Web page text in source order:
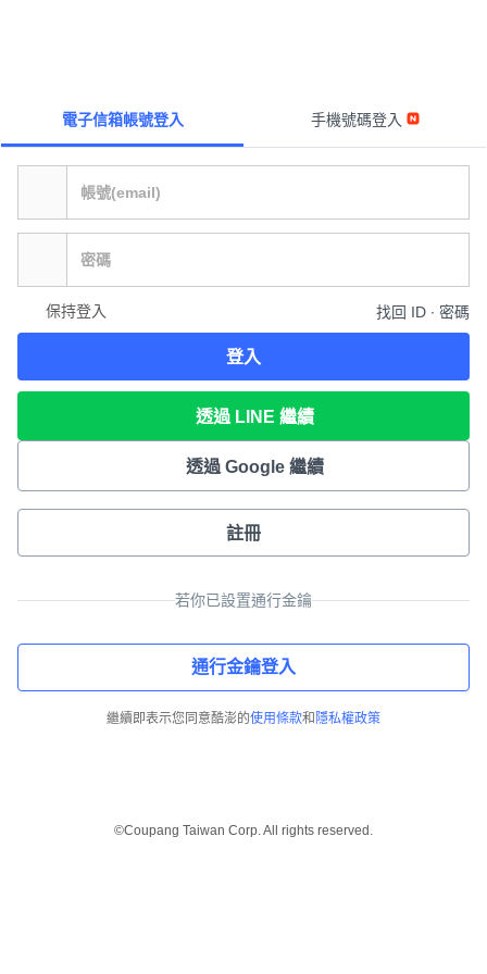
電子信箱帳號登入 手機號碼登入
保持登入 找回 ID ∙ 密碼
登入
透過 LINE 繼續
透過 Google 繼續
註冊
若你已設置通行金鑰
通行金鑰登入
繼續即表示您同意酷澎的使用條款和 隱私權政策
©Coupang Taiwan Corp. All rights reserved.